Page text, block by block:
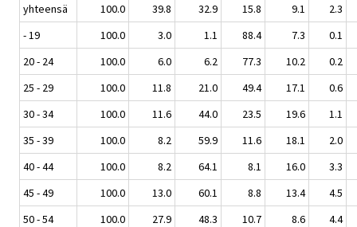
yhteensä
100.0 39.8 32.9 15.8 9.1
2.3
- 19
100.0 3.0 1.1 88.4 7.3
0.1
20 - 24
100.0 6.0 6.2 77.3 10.2
0.2
25 - 29
100.0 11.8 21.0 49.4 17.1
0.6
30 - 34
100.0 11.6 44.0 23.5 19.6
1.1
35 - 39
100.0 8.2 59.9 11.6 18.1
2.0
40 - 44
100.0 8.2 64.1 8.1 16.0
3.3
45 - 49
100.0 13.0 60.1 8.8 13.4
4.5
50 - 54
100.0 27.9 48.3 10.7 8.6
4.4